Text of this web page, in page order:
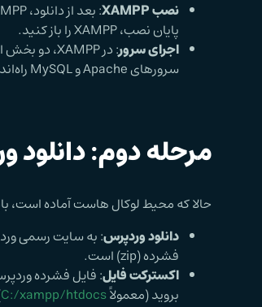
نصب XAMPP
پایان نصب، XAMPP را باز کنید.
اجرای سرور
سرورهای Apache و MySQL راه‌اندازی شوند. اگر این دو به رنگ سبز در آمدند، یعنی سرور شما آماده است.
مرحله دوم: دانلود
حالا که محیط لوکال هاست آماده است،
دانلود وردپرس: به سایت رسمی
فشرده (zip) است.
اکسترکت فایل
بروید (معمولاًC:/xampp/htdocs